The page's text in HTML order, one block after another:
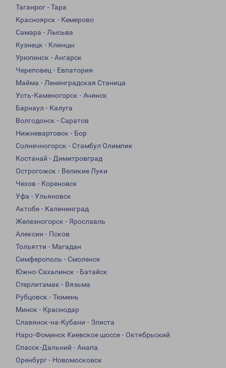
Таганрог - Тара
Красноярск - Кемерово
Самара - Лысьва
Кузнецк - Клинцы
Урюпинск - Ангарск
Череповец - Евпатория
Майма - Ленинградская Станица
Усть-Каменогорск - Ачинск
Барнаул - Калуга
Волгодонск - Саратов
Нижневартовск - Бор
Солнечногорск - Стамбул Олимпик
Костанай - Димитровград
Острогожск - Великие Луки
Чехов - Кореновск
Уфа - Ульяновск
Актобе - Калининград
Железногорск - Ярославль
Алексин - Псков
Тольятти - Магадан
Симферополь - Смоленск
Южно-Сахалинск - Батайск
Стерлитамак - Вязьма
Рубцовск - Тюмень
Минск - Краснодар
Славянск-на-Кубани - Элиста
Наро-Фоминск Киевское шоссе - Октябрьский
Спасск-Дальний - Анапа
Оренбург - Новомосковск